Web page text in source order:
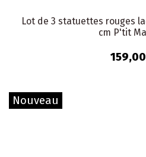
Lot de 3 statuettes rouges
cm P'tit
Nouveau